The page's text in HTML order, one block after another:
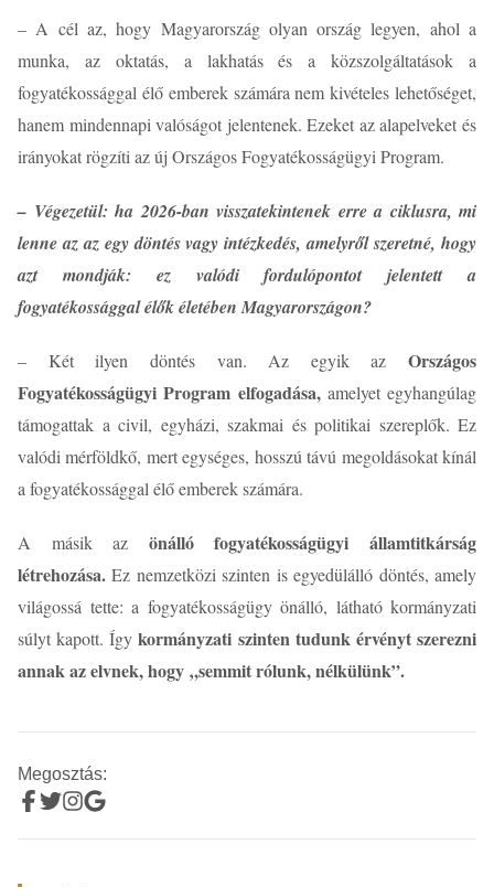
– A cél az, hogy Magyarország olyan ország legyen, ahol a
munka, az oktatás, a lakhatás és a közszolgáltatások a
fogyatékossággal élő emberek számára nem kivételes lehetőséget,
hanem mindennapi valóságot jelentenek. Ezeket az alapelveket és
irányokat rögzíti az új Országos Fogyatékosságügyi Program.
– Végezetül: ha 2026-ban visszatekintenek erre a ciklusra, mi
lenne az az egy döntés vagy intézkedés, amelyről szeretné, hogy
azt mondják: ez valódi fordulópontot jelentett a
fogyatékossággal élők életében Magyarországon?
– Két ilyen döntés van. Az egyik az Országos
Fogyatékosságügyi Program elfogadása,amelyet egyhangúlag
támogattak a civil, egyházi, szakmai és politikai szereplők. Ez
valódi mérföldkő, mert egységes, hosszú távú megoldásokat kínál
a fogyatékossággal élő emberek számára.
A másik az önálló fogyatékosságügyi államtitkárság
létrehozása. Ez nemzetközi szinten is egyedülálló döntés, amely
világossá tette: a fogyatékosságügy önálló, látható kormányzati
súlyt kapott. Ígykormányzati szinten tudunk érvényt szerezni
annak az elvnek, hogy „semmit rólunk, nélkülünk”.
Megosztás: